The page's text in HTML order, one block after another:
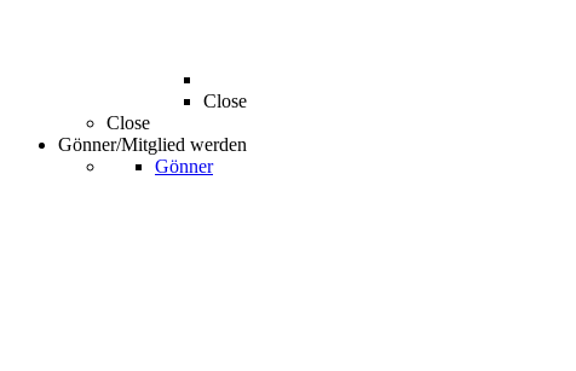
Close
Close
Gönner/Mitglied werden
Gönner